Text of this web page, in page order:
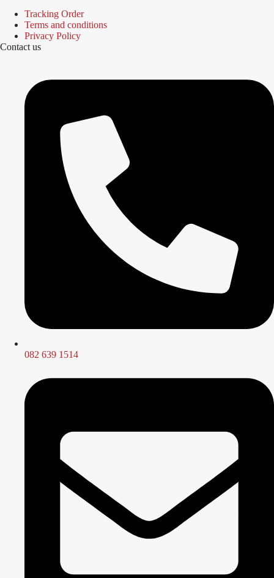
Tracking Order
Terms and conditions
Privacy Policy
Contact us
082 639 1514